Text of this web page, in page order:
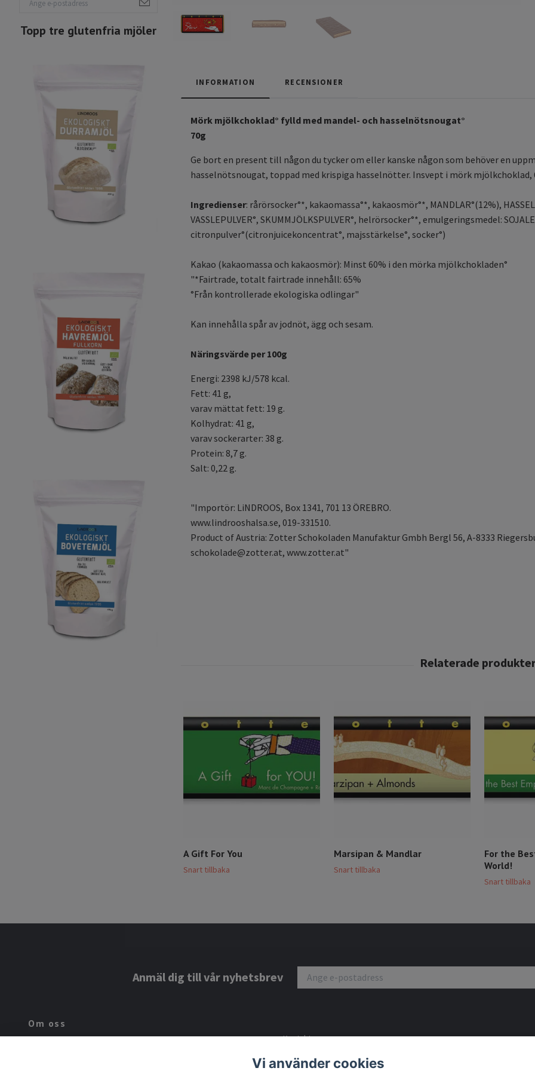
Topp tre glutenfria mjöler
INFORMATION RECENSIONER
Mörk mjölkchoklad° fylld med mandel- och hasselnötsnougat°
70g
Ge bort en present till någon du tycker om eller kanske någon som behöver en
hasselnötsnougat, toppad med krispiga hasselnötter. Insvept i mörk mjölkchoklad,
Ingredienser: rårörsocker°*, kakaomassa°*, kakaosmör°*, MANDLAR°(12%),
VASSLEPULVER°, SKUMMJÖLKSPULVER°, helrörsocker°*, emulgeringsmedel:
citronpulver°(citronjuicekoncentrat°, majsstärkelse°, socker°)
Kakao (kakaomassa och kakaosmör): Minst 60% i den mörka mjölkchokladen°
"*Fairtrade, totalt fairtrade innehåll: 65%
°Från kontrollerade ekologiska odlingar"
Kan innehålla spår av jodnöt, ägg och sesam.
Näringsvärde per 100g
Energi: 2398 kJ/578 kcal.
Fett: 41 g,
varav mättat fett: 19 g.
Kolhydrat: 41 g,
varav sockerarter: 38 g.
Protein: 8,7 g.
Salt: 0,22 g.
"Importör: LiNDROOS, Box 1341, 701 13 ÖREBRO.
www.lindrooshalsa.se, 019-331510.
Product of Austria: Zotter Schokoladen Manufaktur Gmbh Bergl 56, A-8333
schokolade@zotter.at, www.zotter.at"
A Gift For You
Snart tillbaka
Marsipan & Mandlar
Snart tillbaka
For the
World!
Snart tillbaka
Anmäl dig till vår nyhetsbrev
Om oss
sedan 1947. Vi strävar efter att bidra med produkter som hjälper
Kontakt
Köpvillkor
Vi använder cookies